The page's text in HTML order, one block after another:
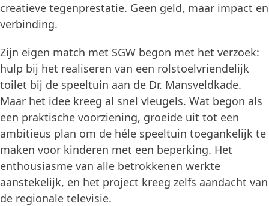
creatieve tegenprestatie. Geen geld, maar impact en
verbinding.
Zijn eigen match met SGW begon met het verzoek:
hulp bij het realiseren van een rolstoelvriendelijk
toilet bij de speeltuin aan de Dr. Mansveldkade.
Maar het idee kreeg al snel vleugels. Wat begon als
een praktische voorziening, groeide uit tot een
ambitieus plan om de héle speeltuin toegankelijk te
maken voor kinderen met een beperking. Het
enthousiasme van alle betrokkenen werkte
aanstekelijk, en het project kreeg zelfs aandacht van
de regionale televisie.